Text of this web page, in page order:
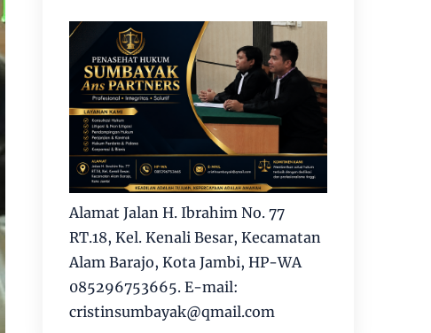
Alamat Jalan H. Ibrahim No. 77
RT.18, Kel. Kenali Besar, Kecamatan
Alam Barajo, Kota Jambi, HP-WA
085296753665. E-mail:
cristinsumbayak@qmail.com